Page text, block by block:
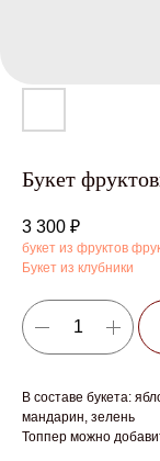
Букет
3 300 ₽
букет из фруктов
Букет из клубники
В составе букета:
мандарин, зелень
Топпер можно